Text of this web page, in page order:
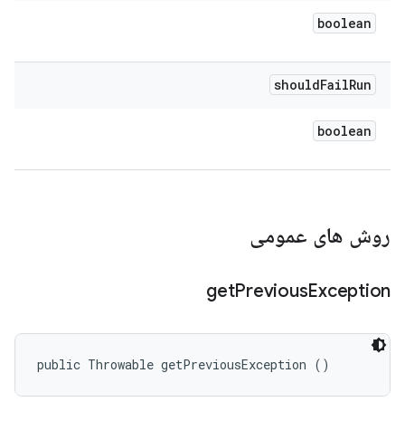
boolean
shouldFailRun
boolean
روش های عمومی
getPreviousException
public Throwable getPreviousException ()